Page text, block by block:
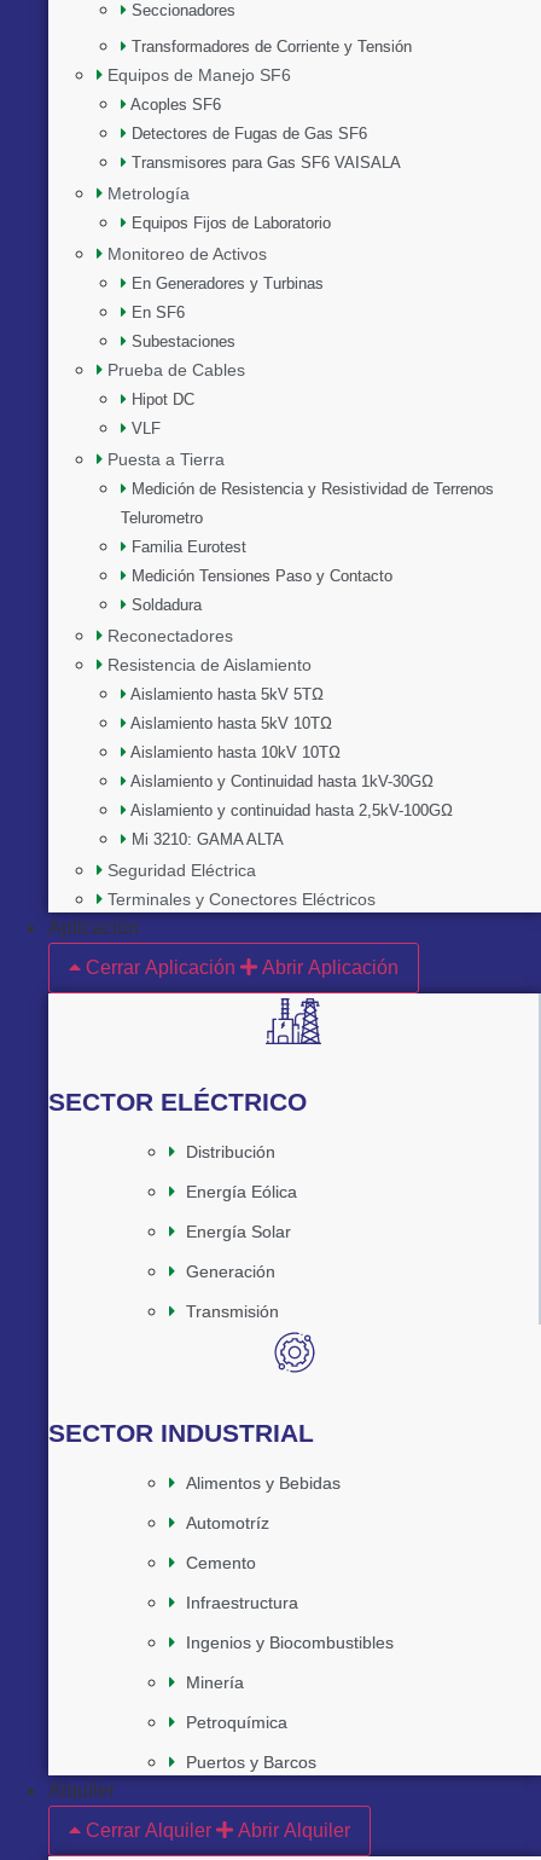
Seccionadores
Transformadores de Corriente y Tensión
Equipos de Manejo SF6
Acoples SF6
Detectores de Fugas de Gas SF6
Transmisores para Gas SF6 VAISALA
Metrología
Equipos Fijos de Laboratorio
Monitoreo de Activos
En Generadores y Turbinas
En SF6
Subestaciones
Prueba de Cables
Hipot DC
VLF
Puesta a Tierra
Medición de Resistencia y Resistividad de Terrenos
Telurometro
Familia Eurotest
Medición Tensiones Paso y Contacto
Soldadura
Reconectadores
Resistencia de Aislamiento
Aislamiento hasta 5kV 5TΩ
Aislamiento hasta 5kV 10TΩ
Aislamiento hasta 10kV 10TΩ
Aislamiento y Continuidad hasta 1kV-30GΩ
Aislamiento y continuidad hasta 2,5kV-100GΩ
Mi 3210: GAMA ALTA
Seguridad Eléctrica
Terminales y Conectores Eléctricos
Aplicación
Cerrar Aplicación
Abrir Aplicación
SECTOR ELÉCTRICO
Distribución
Energía Eólica
Energía Solar
Generación
Transmisión
SECTOR INDUSTRIAL
Alimentos y Bebidas
Automotríz
Cemento
Infraestructura
Ingenios y Biocombustibles
Minería
Petroquímica
Puertos y Barcos
Alquiler
Cerrar Alquiler
Abrir Alquiler